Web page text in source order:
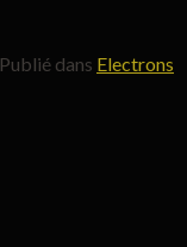
Publié dans Electrons